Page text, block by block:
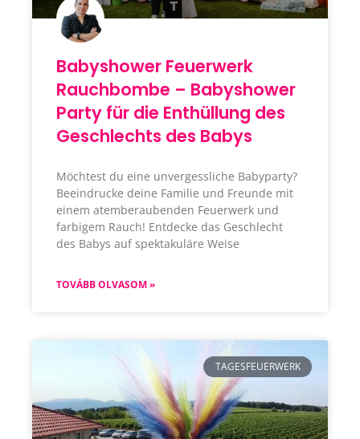
Babyshower Feuerwerk
Rauchbombe – Babyshower
Party für die Enthüllung des
Geschlechts des Babys
Möchtest du eine unvergessliche Babyparty?
Beeindrucke deine Familie und Freunde mit
einem atemberaubenden Feuerwerk und
farbigem Rauch! Entdecke das Geschlecht
des Babys auf spektakuläre Weise
TOVÁBB OLVASOM »
TAGESFEUERWERK